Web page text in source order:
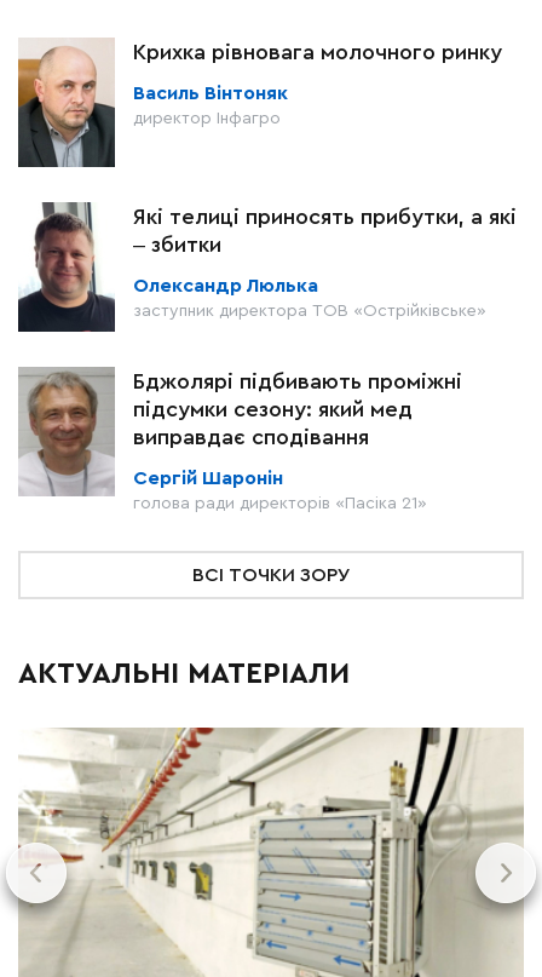
Крихка рівновага молочного ринку
Василь Вінтоняк
директор Інфагро
Які телиці приносять прибутки, а які
‒ збитки
Олександр Люлька
заступник директора ТОВ «Острійківське»
Бджолярі підбивають проміжні
підсумки сезону: який мед
виправдає сподівання
Сергій Шаронін
голова ради директорів «Пасіка 21»
ВСІ ТОЧКИ ЗОРУ
АКТУАЛЬНІ МАТЕРІАЛИ